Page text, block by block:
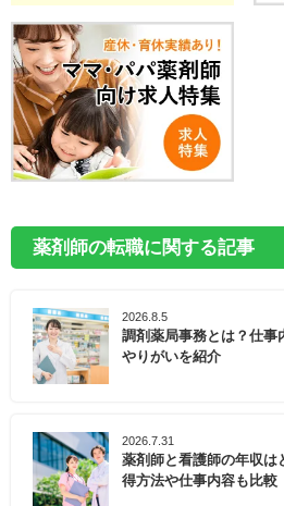
薬剤師の転職に関する記事
2026.8.5
調剤薬局事務とは？仕事
やりがいを紹介
2026.7.31
薬剤師と看護師の年収は
得方法や仕事内容も比較